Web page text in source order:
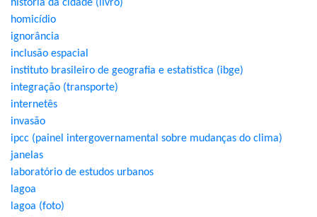
história da cidade (livro)
homicídio
ignorância
inclusão espacial
instituto brasileiro de geografia e estatística (ibge)
integração (transporte)
internetês
invasão
ipcc (painel intergovernamental sobre mudanças do clima)
janelas
laboratório de estudos urbanos
lagoa
lagoa (foto)